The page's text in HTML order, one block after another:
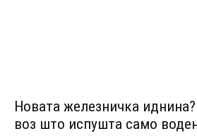
Новата железничка
воз што испушта само